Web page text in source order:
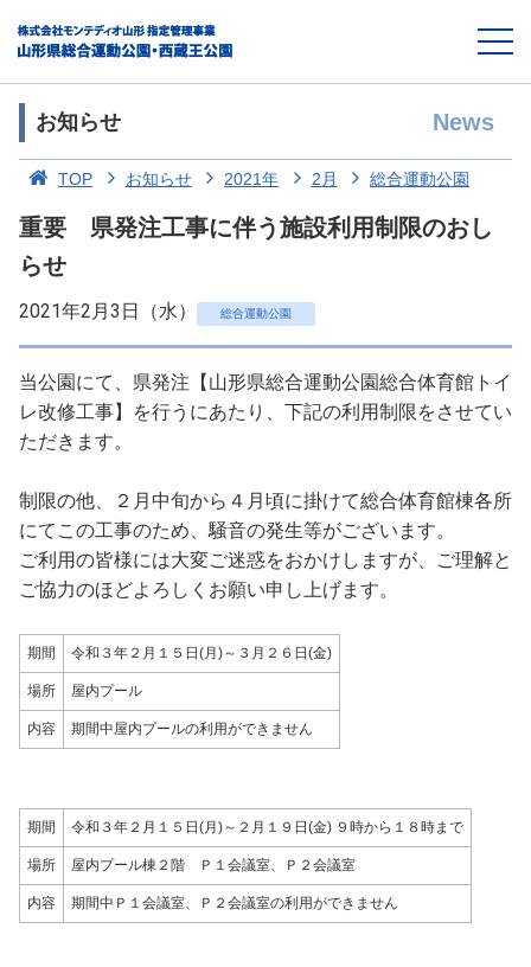
お知らせ News
TOP お知らせ 2021年 2月 総合運動公園
重要 県発注工事に伴う施設利用制限のおし
らせ
2021年2月3日（水） 総合運動公園
当公園にて、県発注【山形県総合運動公園総合体育館トイ
レ改修工事】を行うにあたり、下記の利用制限をさせてい
ただきます。
制限の他、２月中旬から４月頃に掛けて総合体育館棟各所
にてこの工事のため、騒音の発生等がございます。
ご利用の皆様には大変ご迷惑をおかけしますが、ご理解と
ご協力のほどよろしくお願い申し上げます。
期間 令和３年２月１５日(月)～３月２６日(金)
場所 屋内プール
内容 期間中屋内プールの利用ができません
期間 令和３年２月１５日(月)～２月１９日(金) ９時から１８時まで
場所 屋内プール棟２階 Ｐ１会議室、Ｐ２会議室
内容 期間中Ｐ１会議室、Ｐ２会議室の利用ができません